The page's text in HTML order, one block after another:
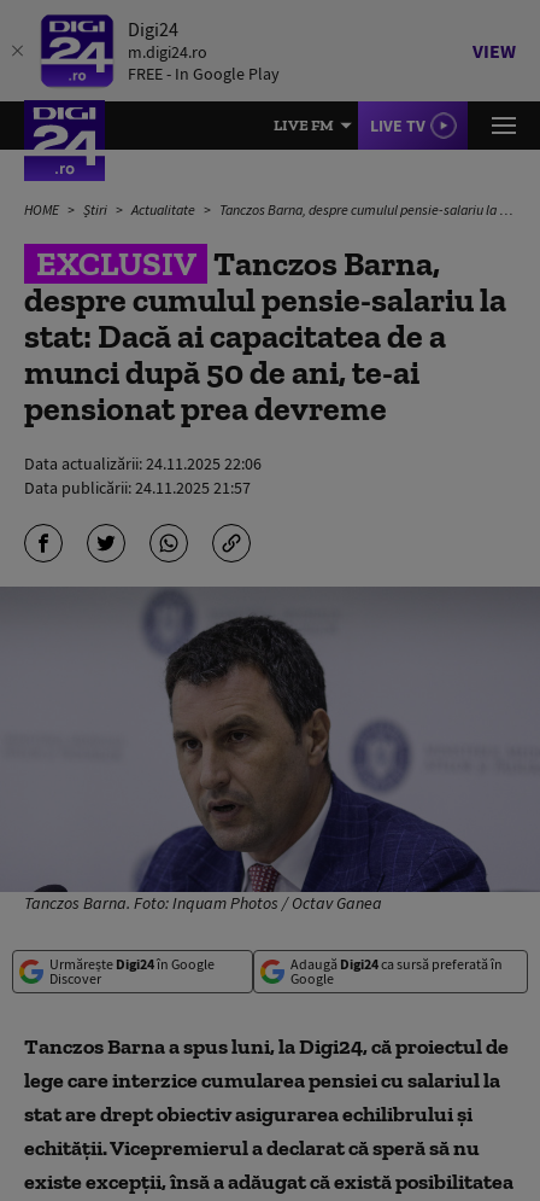
Digi24
m.digi24.ro
FREE - In Google Play
VIEW
LIVE FM LIVE TV
HOME Știri Actualitate Tanczos Barna, despre cumulul pensie-salariu la stat: Dacă ai capacitatea de a munci după 50 de ani, te-ai pensionat prea devreme
EXCLUSIV Tanczos Barna,
despre cumulul pensie-salariu la
stat: Dacă ai capacitatea de a
munci după 50 de ani, te-ai
pensionat prea devreme
Data actualizării:24.11.2025 22:06
Data publicării:24.11.2025 21:57
Tanczos Barna. Foto: Inquam Photos / Octav Ganea
Urmărește Digi24în Google
Discover
Adaugă Digi24ca sursă preferată în
Google
Tanczos Barna a spus luni, la Digi24, că proiectul de
lege care interzice cumularea pensiei cu salariul la
stat are drept obiectiv asigurarea echilibrului și
echității. Vicepremierul a declarat că speră să nu
existe excepții, însă a adăugat că există posibilitatea